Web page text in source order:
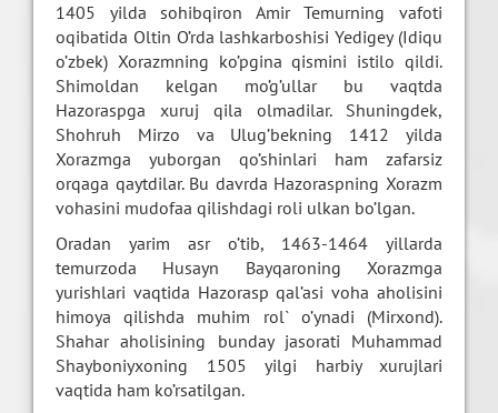
1405 yilda sohibqiron Amir Temurning vafoti
oqibatida Oltin O’rda lashkarboshisi Yedigey (Idiqu
o’zbek) Xorazmning ko’pgina qismini istilo qildi.
Shimoldan kelgan mo’g’ullar bu vaqtda
Hazoraspga xuruj qila olmadilar. Shuningdek,
Shohruh Mirzo va Ulug’bekning 1412 yilda
Xorazmga yuborgan qo’shinlari ham zafarsiz
orqaga qaytdilar. Bu davrda Hazoraspning Xorazm
vohasini mudofaa qilishdagi roli ulkan bo’lgan.
Oradan yarim asr o’tib, 1463-1464 yillarda
temurzoda Husayn Bayqaroning Xorazmga
yurishlari vaqtida Hazorasp qal’asi voha aholisini
himoya qilishda muhim rol` o’ynadi (Mirxond).
Shahar aholisining bunday jasorati Muhammad
Shayboniyxoning 1505 yilgi harbiy xurujlari
vaqtida ham ko’rsatilgan.